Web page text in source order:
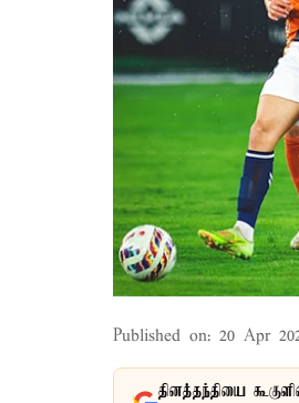
Published on: 20 Apr
தினத்தந்தியை